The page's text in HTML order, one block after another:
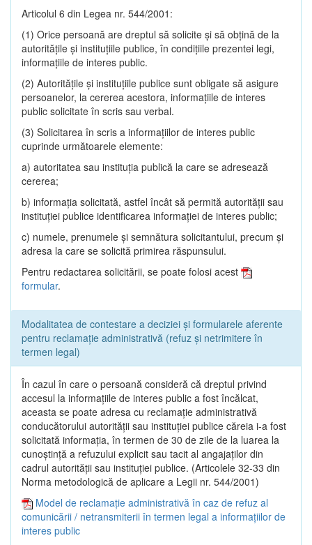
Articolul 6 din Legea nr. 544/2001:
(1) Orice persoană are dreptul să solicite şi să obţină de la
autorităţile şi instituţiile publice, în condiţiile prezentei legi,
informaţiile de interes public.
(2) Autorităţile şi instituţiile publice sunt obligate să asigure
persoanelor, la cererea acestora, informaţiile de interes
public solicitate în scris sau verbal.
(3) Solicitarea în scris a informaţiilor de interes public
cuprinde următoarele elemente:
a) autoritatea sau instituţia publică la care se adresează
cererea;
b) informaţia solicitată, astfel încât să permită autorităţii sau
instituţiei publice identificarea informaţiei de interes public;
c) numele, prenumele şi semnătura solicitantului, precum şi
adresa la care se solicită primirea răspunsului.
Pentru redactarea solicitării, se poate folosi acest
formular.
Modalitatea de contestare a deciziei și formularele aferente
pentru reclamație administrativă (refuz și netrimitere în
termen legal)
În cazul în care o persoană consideră că dreptul privind
accesul la informaţiile de interes public a fost încălcat,
aceasta se poate adresa cu reclamaţie administrativă
conducătorului autorităţii sau instituţiei publice căreia i-a fost
solicitată informaţia, în termen de 30 de zile de la luarea la
cunoştinţă a refuzului explicit sau tacit al angajaţilor din
cadrul autorităţii sau instituţiei publice. (Articolele 32-33 din
Norma metodologică de aplicare a Legii nr. 544/2001)
Model de reclamație administrativă în caz de refuz al
comunicării / netransmiterii în termen legal a informațiilor de
interes public